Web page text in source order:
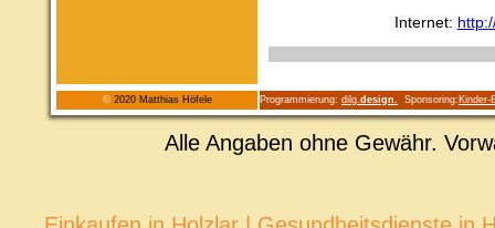
Internet:
©2020Matthias Höfele Programmierung: dilg.design. Sponsoring: Kinder-
Alle Angaben ohne Gewähr.